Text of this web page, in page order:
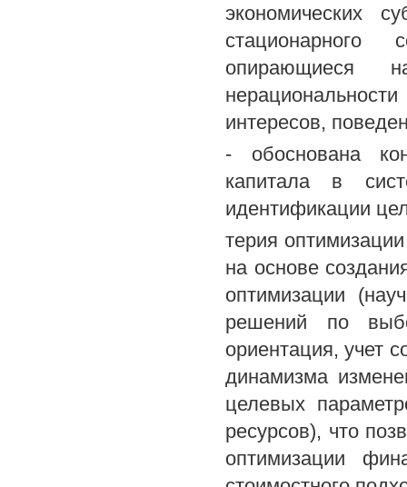
экономических
стационарного
опирающиеся
интересов,
- обоснована
капитала в
идентификации
терия
на основе
оптимизации
решений по
ориентация, учет
динамизма
целевых
ресурсов), что
оптимизации